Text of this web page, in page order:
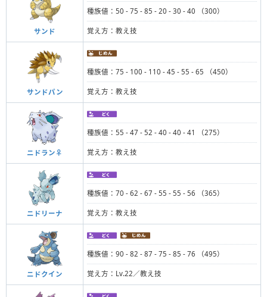
サンド
種族値：50 - 75 - 85 - 20 - 30 - 40 （300）
覚え方：教え技
サンドパン
種族値：75 - 100 - 110 - 45 - 55 - 65 （450）
覚え方：教え技
ニドラン♀
種族値：55 - 47 - 52 - 40 - 40 - 41 （275）
覚え方：教え技
ニドリーナ
種族値：70 - 62 - 67 - 55 - 55 - 56 （365）
覚え方：教え技
ニドクイン
種族値：90 - 82 - 87 - 75 - 85 - 76 （495）
覚え方：Lv.22／教え技